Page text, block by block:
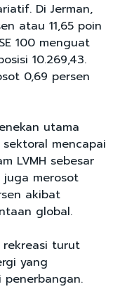
Di Jerman,
atau 11,65 poin
100 menguat
10.269,43.
0,69 persen
utama
mencapai
LVMH sebesar
juga merosot
akibat
global.
rekreasi turut
yang